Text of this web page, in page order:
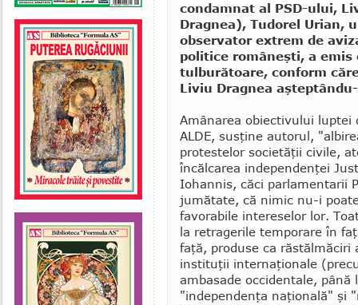
condamnat al PSD-ului,
Dragnea), Tudorel Urian,
observator extrem de
po­litice ro­mâneşti, a emis
tulburătoare, conform
Liviu Dragnea
Amânarea obiectivului
ALDE, susţine autorul,
protestelor socie­tăţii civile,
încălcarea indepen­den­ţei
Iohannis, căci par­la­mentarii
jumătate, că nimic nu-i
favo­rabile intereselor lor.
la retragerile temporare în
faţă, produse ca răstălmăciri
instituţii interna­ţio­nale
ambasade occi­dentale,
"independenţa naţională" şi